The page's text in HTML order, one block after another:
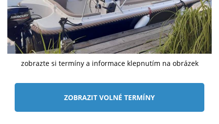
zobrazte si termíny a informace klepnutím na obrázek
ZOBRAZIT VOLNÉ TERMÍNY